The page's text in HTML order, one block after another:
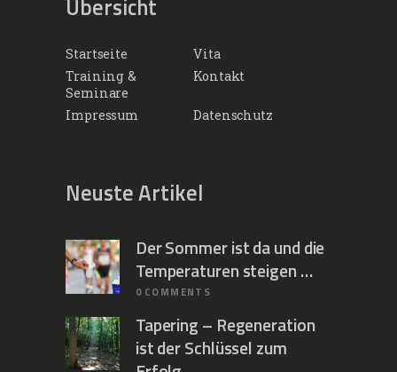
Übersicht
Startseite
Vita
Training &
Seminare
Kontakt
Impressum Datenschutz
Neuste Artikel
Der Sommer ist da und die
Temperaturen steigen …
0 COMMENTS
Tapering – Regeneration
ist der Schlüssel zum